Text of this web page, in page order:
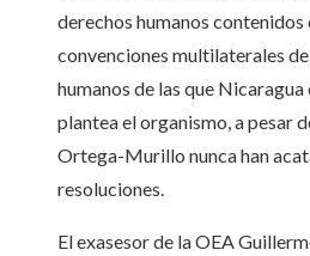
derechos humanos contenidos
convenciones multilaterales
humanos de las que Nicaragua
plantea el organismo, a pesar
Ortega-Murillo nunca han
resoluciones.
El exasesor de la OEA